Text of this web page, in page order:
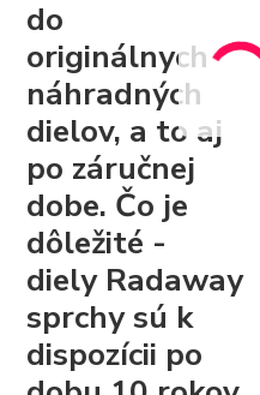
do
originálnych
náhradných
dielov, a to aj
po záručnej
dobe. Čo je
dôležité -
diely Radaway
sprchy sú k
dispozícii po